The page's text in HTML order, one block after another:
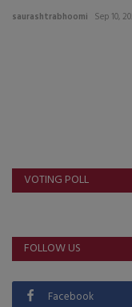
saurashtrabhoomi Sep 10,
VOTING POLL
FOLLOW US
Facebook